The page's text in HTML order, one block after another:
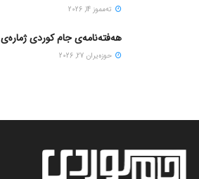
ته‌مموز 14, 2026
هەفتەنامەی جام کوردی ژمارەی 430
حوزه‌یران 27, 2026